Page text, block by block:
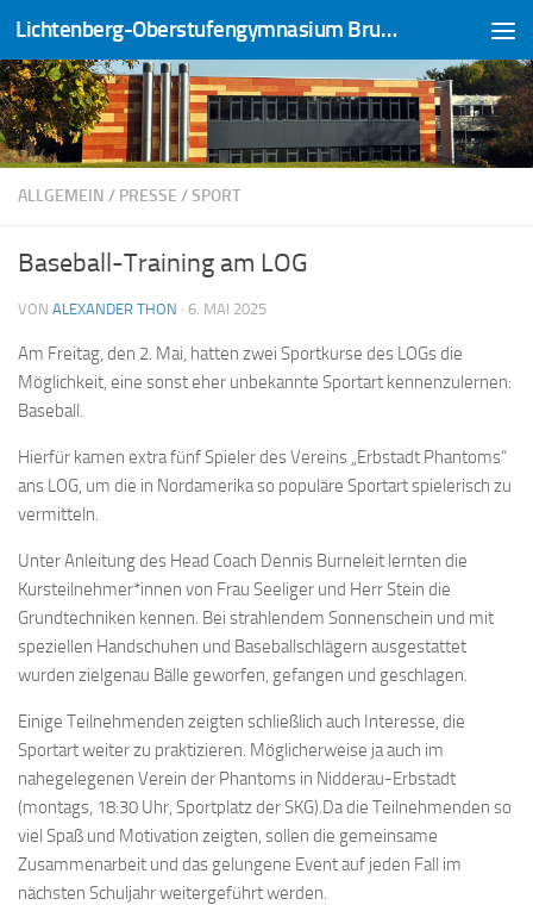
Zum Inhalt springen Lichtenberg-Oberstufengymnasium Bruchköbel
ALLGEMEIN / PRESSE /SPORT
Baseball-Training am LOG
VON ALEXANDER THON · 6. MAI 2025
Am Freitag, den 2. Mai, hatten zwei Sportkurse des LOGs die
Möglichkeit, eine sonst eher unbekannte Sportart kennenzulernen:
Baseball.
Hierfür kamen extra fünf Spieler des Vereins „Erbstadt Phantoms“
ans LOG, um die in Nordamerika so populäre Sportart spielerisch zu
vermitteln.
Unter Anleitung des Head Coach Dennis Burneleit lernten die
Kursteilnehmer*innen von Frau Seeliger und Herr Stein die
Grundtechniken kennen. Bei strahlendem Sonnenschein und mit
speziellen Handschuhen und Baseballschlägern ausgestattet
wurden zielgenau Bälle geworfen, gefangen und geschlagen.
Einige Teilnehmenden zeigten schließlich auch Interesse, die
Sportart weiter zu praktizieren. Möglicherweise ja auch im
nahegelegenen Verein der Phantoms in Nidderau-Erbstadt
(montags, 18:30 Uhr, Sportplatz der SKG).Da die Teilnehmenden so
viel Spaß und Motivation zeigten, sollen die gemeinsame
Zusammenarbeit und das gelungene Event auf jeden Fall im
nächsten Schuljahr weitergeführt werden.